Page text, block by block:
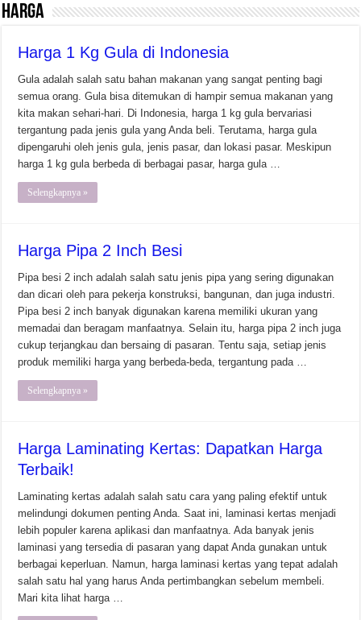
Harga
Harga 1 Kg Gula di Indonesia
Gula adalah salah satu bahan makanan yang sangat penting bagi
semua orang. Gula bisa ditemukan di hampir semua makanan yang
kita makan sehari-hari. Di Indonesia, harga 1 kg gula bervariasi
tergantung pada jenis gula yang Anda beli. Terutama, harga gula
dipengaruhi oleh jenis gula, jenis pasar, dan lokasi pasar. Meskipun
harga 1 kg gula berbeda di berbagai pasar, harga gula …
Selengkapnya »
Harga Pipa 2 Inch Besi
Pipa besi 2 inch adalah salah satu jenis pipa yang sering digunakan
dan dicari oleh para pekerja konstruksi, bangunan, dan juga industri.
Pipa besi 2 inch banyak digunakan karena memiliki ukuran yang
memadai dan beragam manfaatnya. Selain itu, harga pipa 2 inch juga
cukup terjangkau dan bersaing di pasaran. Tentu saja, setiap jenis
produk memiliki harga yang berbeda-beda, tergantung pada …
Selengkapnya »
Harga Laminating Kertas: Dapatkan Harga
Terbaik!
Laminating kertas adalah salah satu cara yang paling efektif untuk
melindungi dokumen penting Anda. Saat ini, laminasi kertas menjadi
lebih populer karena aplikasi dan manfaatnya. Ada banyak jenis
laminasi yang tersedia di pasaran yang dapat Anda gunakan untuk
berbagai keperluan. Namun, harga laminasi kertas yang tepat adalah
salah satu hal yang harus Anda pertimbangkan sebelum membeli.
Mari kita lihat harga …